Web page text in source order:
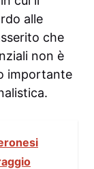
alle
che
non è
importante